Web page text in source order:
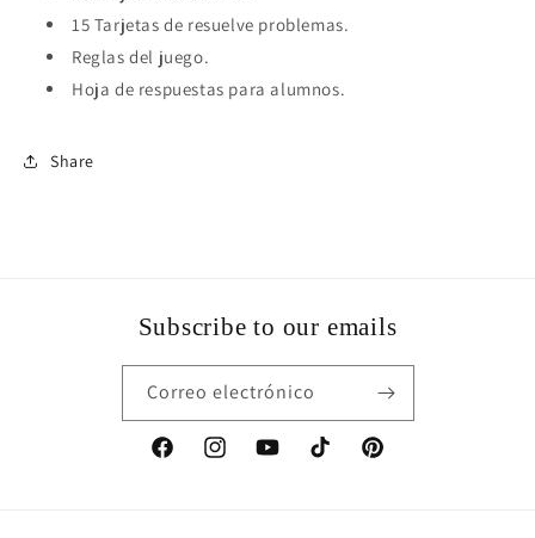
15 Tarjetas de resuelve problemas.
Reglas del juego.
Hoja de respuestas para alumnos.
Share
Subscribe to our emails
Correo electrónico
FacebookInstagramYouTubeTikTok Pinterest